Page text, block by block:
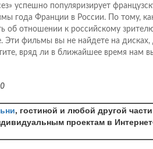
успешно популяризирует
года Франции в России. По тому,
об отношении к российскому
Эти фильмы вы не найдете на дисках,
вряд ли в ближайшее время нам
, гостиной и любой другой
проектам в